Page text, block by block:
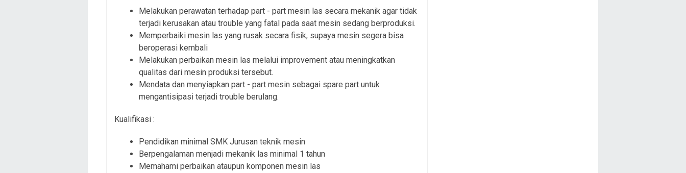
Melakukan perawatan terhadap part - part mesin las secara mekanik agar tidak
terjadi kerusakan atau trouble yang fatal pada saat mesin sedang berproduksi.
Memperbaiki mesin las yang rusak secara fisik, supaya mesin segera bisa
beroperasi kembali
Melakukan perbaikan mesin las melalui improvement atau meningkatkan
qualitas dari mesin produksi tersebut.
Mendata dan menyiapkan part - part mesin sebagai spare part untuk
mengantisipasi terjadi trouble berulang.
Kualifikasi :
Pendidikan minimal SMK Jurusan teknik mesin
Berpengalaman menjadi mekanik las minimal 1 tahun
Memahami perbaikan ataupun komponen mesin las